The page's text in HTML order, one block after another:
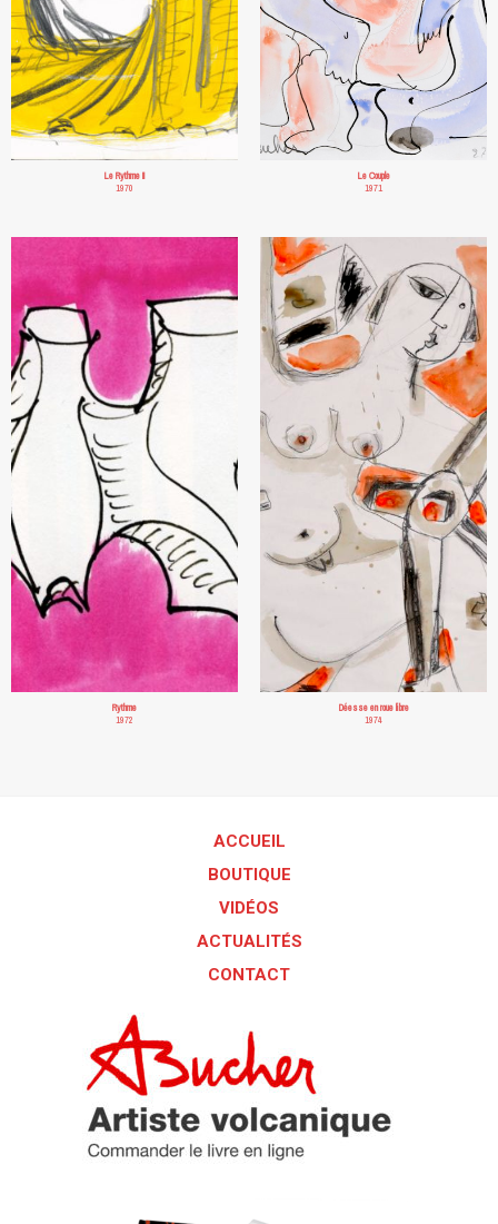
Le Rythme II
1970
Le Couple
1971
Rythme
1972
Déesse en roue libre
1974
ACCUEIL
BOUTIQUE
VIDÉOS
ACTUALITÉS
CONTACT